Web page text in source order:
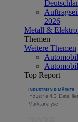
2026
Metall &
Themen
Weitere Themen
Top Report